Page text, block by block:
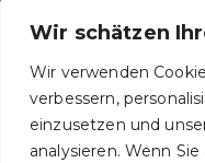
Wir schätzen
Wir verwenden
verbessern,
einzusetzen und
analysieren. Wenn